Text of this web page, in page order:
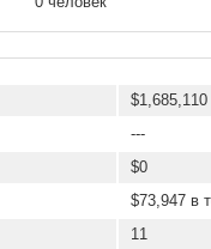
$1,685,110
---
$0
$73,947 в
11